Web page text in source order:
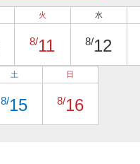
火
8/11
水
8/12
土
8/15
日
8/16